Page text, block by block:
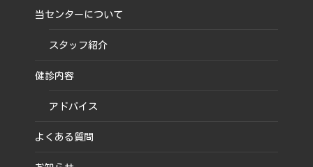
当センターについて
スタッフ紹介
健診内容
アドバイス
よくある質問